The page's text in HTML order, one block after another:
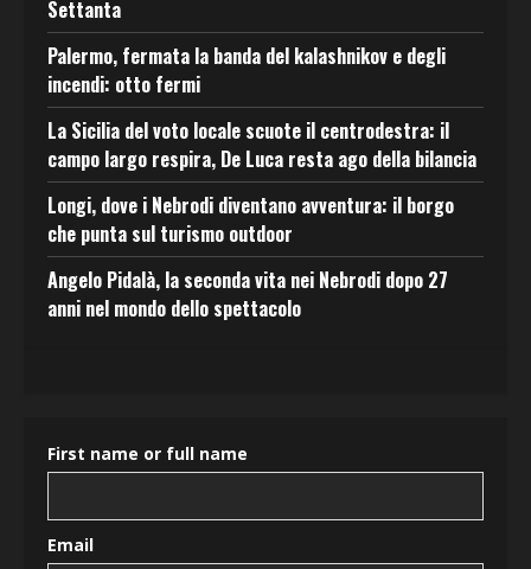
Settanta
Palermo, fermata la banda del kalashnikov e degli
incendi: otto fermi
La Sicilia del voto locale scuote il centrodestra: il
campo largo respira, De Luca resta ago della bilancia
Longi, dove i Nebrodi diventano avventura: il borgo
che punta sul turismo outdoor
Angelo Pidalà, la seconda vita nei Nebrodi dopo 27
anni nel mondo dello spettacolo
First name or full name
Email